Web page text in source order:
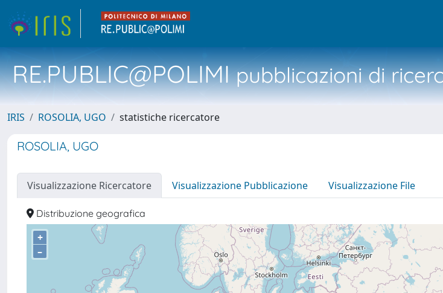
RE.PUBLIC@POLIMIpubblicazioni di
IRIS ROSOLIA, UGO statistiche ricercatore
ROSOLIA, UGO
Visualizzazione Ricercatore Visualizzazione Pubblicazione Visualizzazione File
Distribuzione geografica
+
–